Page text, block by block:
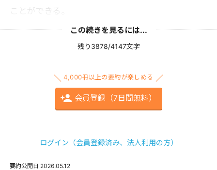
ことができる。
この続きを見るには...
残り3878/4147文字
4,000冊以上の要約が楽しめる
会員登録（7日間無料）
ログイン（会員登録済み、法人利用の方）
要約公開日 2026.05.12